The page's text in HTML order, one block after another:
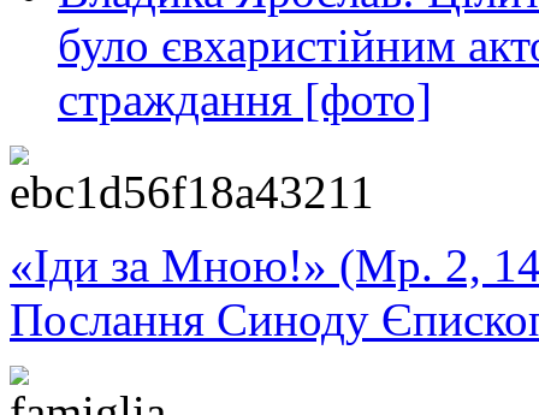
було євхаристійним
страждання [фото]
«Іди за Мною!» (Мр. 2,
Послання Синоду